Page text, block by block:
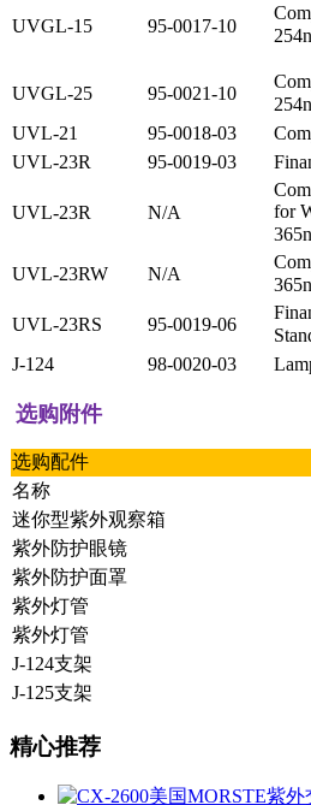
UVGL-15 95-0017-10
UVGL-25 95-0021-10
UVL-21
95-0018-03
UVL-23R
95-0019-03
UVL-23R N/A
for
UVL-23RW
N/A
UVL-23RS
95-0019-06
J-124
98-0020-03
选购附件
选购配件
名称
迷你型紫外观察箱
紫外防护眼镜
紫外防护面罩
紫外灯管
紫外灯管
J-124支架
J-125支架
精心推荐